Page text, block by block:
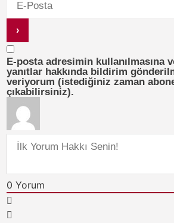
E-posta adresimin kullanılmasına
yanıtlar hakkında bildirim
veriyorum (istediğiniz zaman
çıkabilirsiniz).
0 Yorum